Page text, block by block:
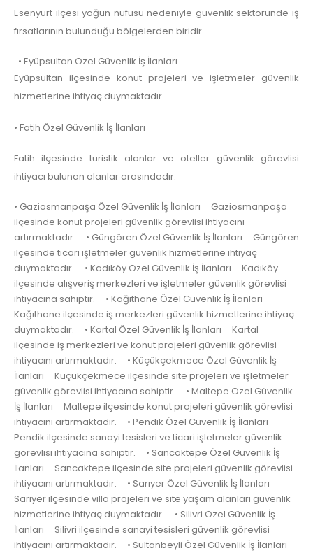
Esenyurt ilçesi yoğun nüfusu nedeniyle güvenlik sektöründe iş
fırsatlarının bulunduğu bölgelerden biridir.
• Eyüpsultan Özel Güvenlik İş İlanları
Eyüpsultan ilçesinde konut projeleri ve işletmeler güvenlik
hizmetlerine ihtiyaç duymaktadır.
• Fatih Özel Güvenlik İş İlanları
Fatih ilçesinde turistik alanlar ve oteller güvenlik görevlisi
ihtiyacı bulunan alanlar arasındadır.
• Gaziosmanpaşa Özel Güvenlik İş İlanları Gaziosmanpaşa
ilçesinde konut projeleri güvenlik görevlisi ihtiyacını
artırmaktadır. • Güngören Özel Güvenlik İş İlanları Güngören
ilçesinde ticari işletmeler güvenlik hizmetlerine ihtiyaç
duymaktadır. • Kadıköy Özel Güvenlik İş İlanları Kadıköy
ilçesinde alışveriş merkezleri ve işletmeler güvenlik görevlisi
ihtiyacına sahiptir. • Kağıthane Özel Güvenlik İş İlanları
Kağıthane ilçesinde iş merkezleri güvenlik hizmetlerine ihtiyaç
duymaktadır. • Kartal Özel Güvenlik İş İlanları Kartal
ilçesinde iş merkezleri ve konut projeleri güvenlik görevlisi
ihtiyacını artırmaktadır. • Küçükçekmece Özel Güvenlik İş
İlanları Küçükçekmece ilçesinde site projeleri ve işletmeler
güvenlik görevlisi ihtiyacına sahiptir. • Maltepe Özel Güvenlik
İş İlanları Maltepe ilçesinde konut projeleri güvenlik görevlisi
ihtiyacını artırmaktadır. • Pendik Özel Güvenlik İş İlanları
Pendik ilçesinde sanayi tesisleri ve ticari işletmeler güvenlik
görevlisi ihtiyacına sahiptir. • Sancaktepe Özel Güvenlik İş
İlanları Sancaktepe ilçesinde site projeleri güvenlik görevlisi
ihtiyacını artırmaktadır. • Sarıyer Özel Güvenlik İş İlanları
Sarıyer ilçesinde villa projeleri ve site yaşam alanları güvenlik
hizmetlerine ihtiyaç duymaktadır. • Silivri Özel Güvenlik İş
İlanları Silivri ilçesinde sanayi tesisleri güvenlik görevlisi
ihtiyacını artırmaktadır. • Sultanbeyli Özel Güvenlik İş İlanları